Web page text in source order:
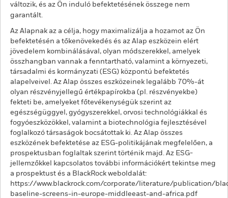
változik, és az Ön induló befektetésének összege nem
garantált.
Az Alapnak az a célja, hogy maximalizálja a hozamot az Ön
befektetésén a tőkenövekedés és az Alap eszközein elért
jövedelem kombinálásával, olyan módszerekkel, amelyek
összhangban vannak a fenntartható, valamint a környezeti,
társadalmi és kormányzati (ESG) központú befektetés
alapelveivel. Az Alap összes eszközeinek legalább 70%-át
olyan részvényjellegű értékpapírokba (pl. részvényekbe)
fekteti be, amelyeket főtevékenységük szerint az
egészségüggyel, gyógyszerekkel, orvosi technológiákkal és
fogyóeszközökkel, valamint a biotechnológia fejlesztésével
foglalkozó társaságok bocsátottak ki. Az Alap összes
eszközének befektetése az ESG-politikájának megfelelően, a
prospektusban foglaltak szerint történik majd. Az ESG-
jellemzőkkel kapcsolatos további információkért tekintse meg
a prospektust és a BlackRock weboldalát:
https://www.blackrock.com/corporate/literature/publication/
baseline-screens-in-europe-middleeast-and-africa.pdf